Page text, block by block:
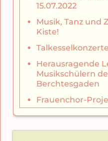
15.07.2022
Musik, Tanz und
Kiste!
Herausragende
Musikschülern
Berchtesgaden
Frauenchor-